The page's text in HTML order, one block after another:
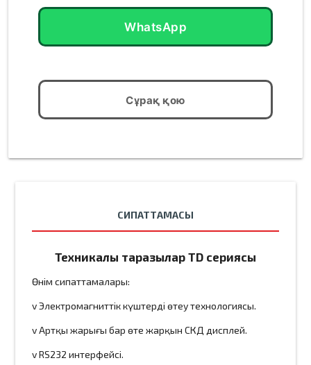
WhatsApp
Сұрақ қою
СИПАТТАМАСЫ
Техникалық таразылар TD сериясы
Өнім сипаттамалары:
v Электромагниттік күштерді өтеу технологиясы.
v Артқы жарығы бар өте жарқын СКД дисплей.
v RS232 интерфейсі.